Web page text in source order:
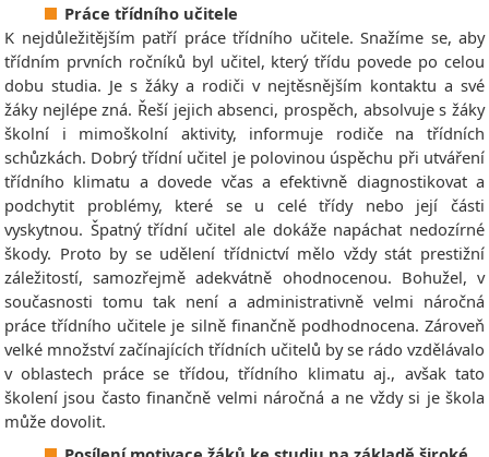
Práce třídního učitele
K nejdůležitějším patří práce třídního učitele. Snažíme se, aby
třídním prvních ročníků byl učitel, který třídu povede po celou
dobu studia. Je s žáky a rodiči v nejtěsnějším kontaktu a své
žáky nejlépe zná. Řeší jejich absenci, prospěch, absolvuje s žáky
školní i mimoškolní aktivity, informuje rodiče na třídních
schůzkách. Dobrý třídní učitel je polovinou úspěchu při utváření
třídního klimatu a dovede včas a efektivně diagnostikovat a
podchytit problémy, které se u celé třídy nebo její části
vyskytnou. Špatný třídní učitel ale dokáže napáchat nedozírné
škody. Proto by se udělení třídnictví mělo vždy stát prestižní
záležitostí, samozřejmě adekvátně ohodnocenou. Bohužel, v
současnosti tomu tak není a administrativně velmi náročná
práce třídního učitele je silně finančně podhodnocena. Zároveň
velké množství začínajících třídních učitelů by se rádo vzdělávalo
v oblastech práce se třídou, třídního klimatu aj., avšak tato
školení jsou často finančně velmi náročná a ne vždy si je škola
může dovolit.